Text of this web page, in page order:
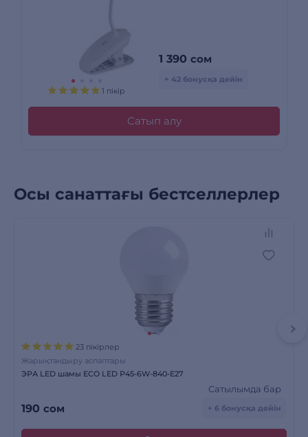
1 пікір
1 390 сом
+ 42 бонусқа дейін
Сатып алу
Осы санаттағы бестселлерлер
23 пікірлер
Жарықтандыру аспаптары
ЭРА LED шамы ECO LED Р45-6W-840-E27
190 сом
Сатылымда бар
+ 6 бонусқа дейін